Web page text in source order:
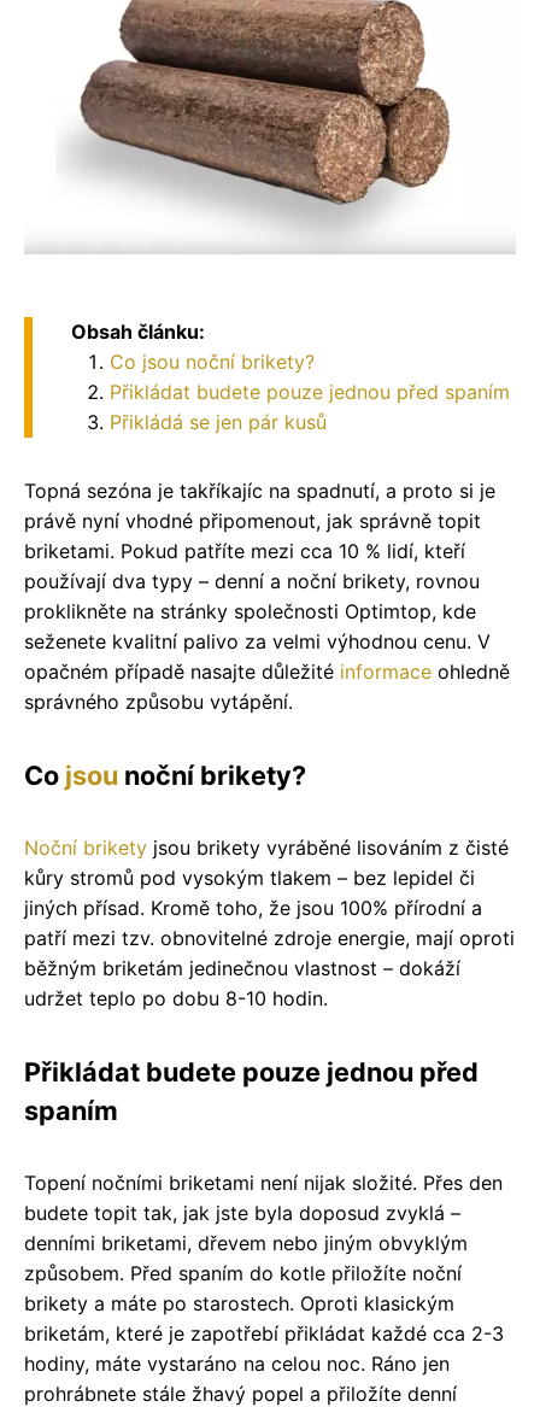
Obsah článku:
Co jsou noční brikety?
Přikládat budete pouze jednou před spaním
Přikládá se jen pár kusů
Topná sezóna je takříkajíc na spadnutí, a proto si je
právě nyní vhodné připomenout, jak správně topit
briketami. Pokud patříte mezi cca 10 % lidí, kteří
používají dva typy – denní a noční brikety, rovnou
proklikněte na stránky společnosti Optimtop, kde
seženete kvalitní palivo za velmi výhodnou cenu. V
opačném případě nasajte důležité informace ohledně
správného způsobu vytápění.
Co jsou noční brikety?
Noční brikety jsou brikety vyráběné lisováním z čisté
kůry stromů pod vysokým tlakem – bez lepidel či
jiných přísad. Kromě toho, že jsou 100% přírodní a
patří mezi tzv. obnovitelné zdroje energie, mají oproti
běžným briketám jedinečnou vlastnost – dokáží
udržet teplo po dobu 8-10 hodin.
Přikládat budete pouze jednou před
spaním
Topení nočními briketami není nijak složité. Přes den
budete topit tak, jak jste byla doposud zvyklá –
denními briketami, dřevem nebo jiným obvyklým
způsobem. Před spaním do kotle přiložíte noční
brikety a máte po starostech. Oproti klasickým
briketám, které je zapotřebí přikládat každé cca 2-3
hodiny, máte vystaráno na celou noc. Ráno jen
prohrábnete stále žhavý popel a přiložíte denní